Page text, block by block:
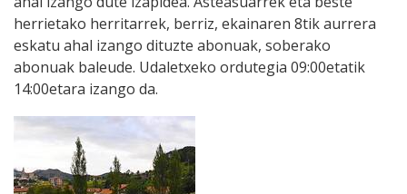
herrietako herritarrek, berriz, ekainaren 8tik aurrera
eskatu ahal izango dituzte abonuak, soberako
abonuak baleude. Udaletxeko ordutegia 09:00etatik
14:00etara izango da.